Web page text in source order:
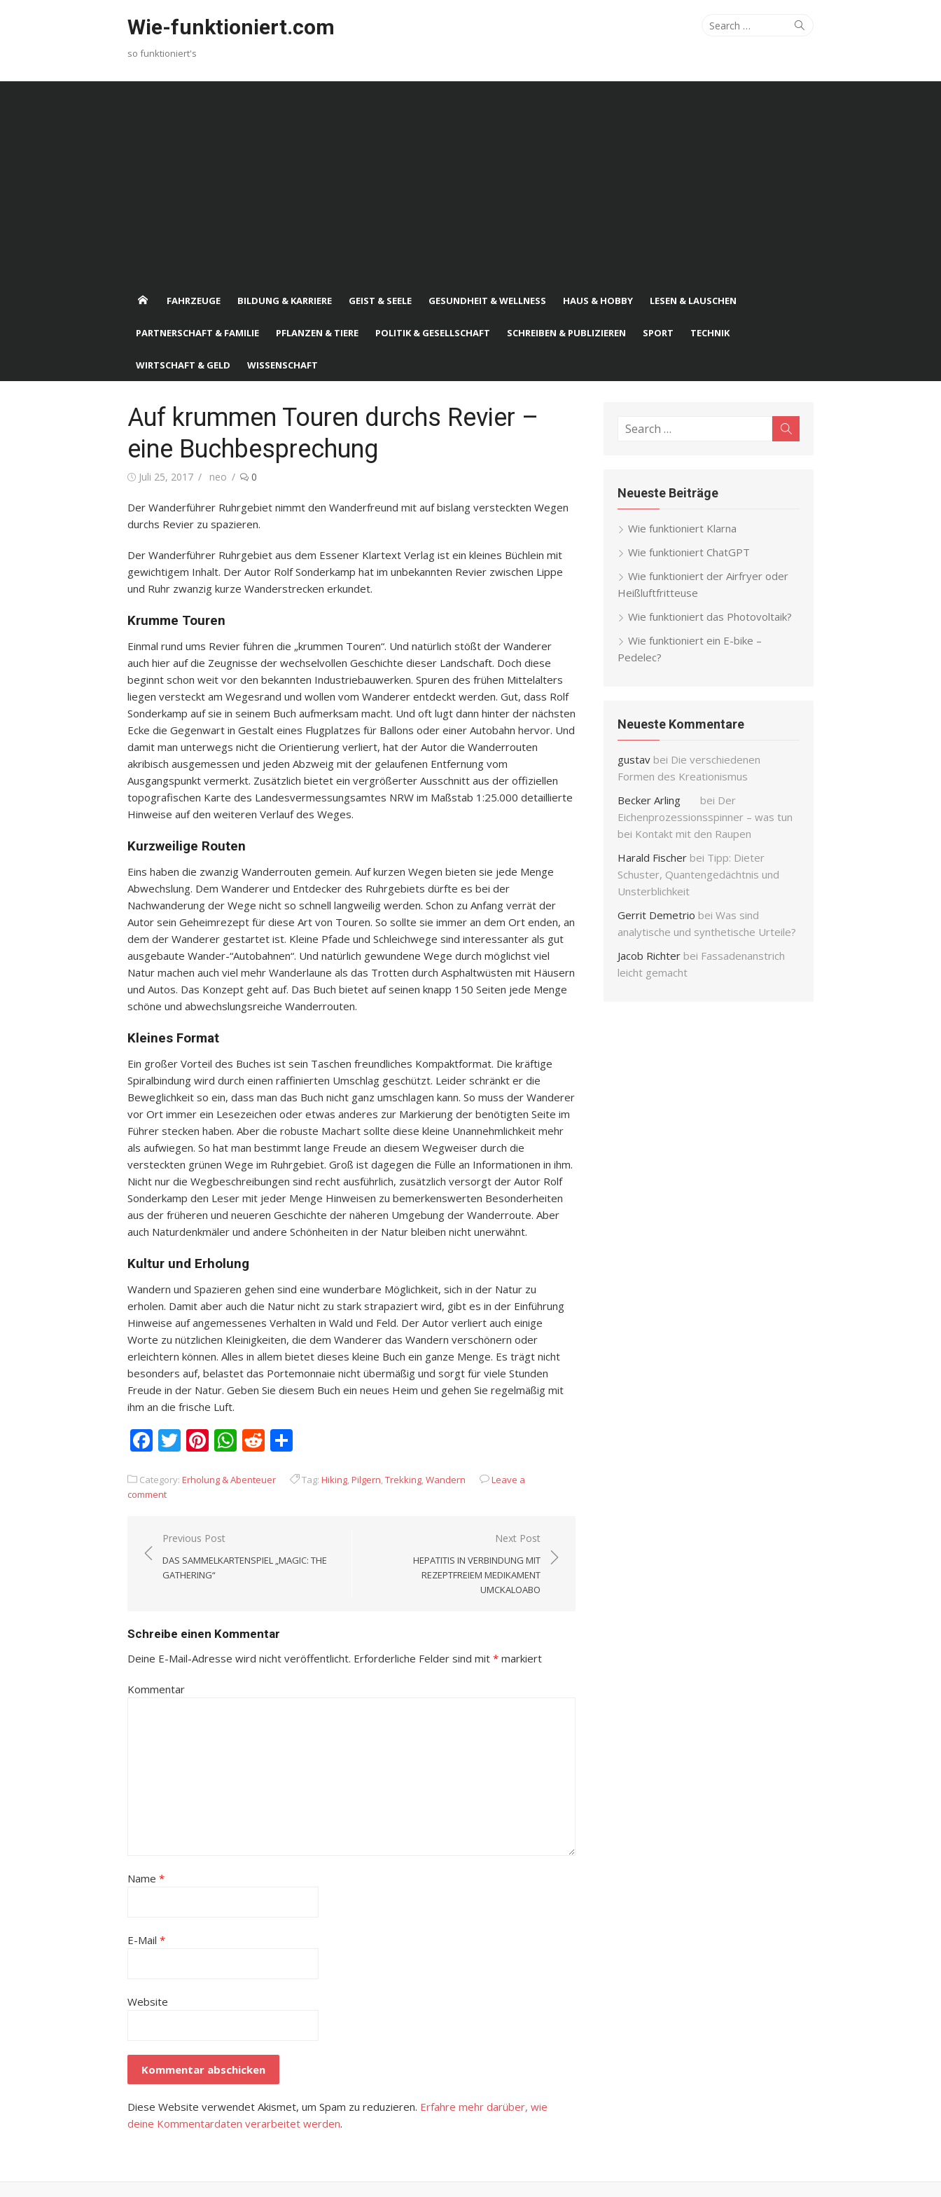
Wie-funktioniert.com
so funktioniert's
Search
Search
FAHRZEUGE BILDUNG & KARRIERE GEIST & SEELE GESUNDHEIT & WELLNESS HAUS & HOBBY LESEN & LAUSCHEN
PARTNERSCHAFT & FAMILIE PFLANZEN & TIERE POLITIK & GESELLSCHAFT SCHREIBEN & PUBLIZIEREN SPORT TECHNIK
WIRTSCHAFT & GELD WISSENSCHAFT
Auf krummen Touren durchs Revier –
eine Buchbesprechung
Posted
Juli 25, 2017 Author
neo 0
Der Wanderführer Ruhrgebiet nimmt den Wanderfreund mit auf bislang versteckten Wegen
durchs Revier zu spazieren.
Der Wanderführer Ruhrgebiet aus dem Essener Klartext Verlag ist ein kleines Büchlein mit
gewichtigem Inhalt. Der Autor Rolf Sonderkamp hat im unbekannten Revier zwischen Lippe
und Ruhr zwanzig kurze Wanderstrecken erkundet.
Krumme Touren
Einmal rund ums Revier führen die „krummen Touren“. Und natürlich stößt der Wanderer
auch hier auf die Zeugnisse der wechselvollen Geschichte dieser Landschaft. Doch diese
beginnt schon weit vor den bekannten Industriebauwerken. Spuren des frühen Mittelalters
liegen versteckt am Wegesrand und wollen vom Wanderer entdeckt werden. Gut, dass Rolf
Sonderkamp auf sie in seinem Buch aufmerksam macht. Und oft lugt dann hinter der nächsten
Ecke die Gegenwart in Gestalt eines Flugplatzes für Ballons oder einer Autobahn hervor. Und
damit man unterwegs nicht die Orientierung verliert, hat der Autor die Wanderrouten
akribisch ausgemessen und jeden Abzweig mit der gelaufenen Entfernung vom
Ausgangspunkt vermerkt. Zusätzlich bietet ein vergrößerter Ausschnitt aus der offiziellen
topografischen Karte des Landesvermessungsamtes NRW im Maßstab 1:25.000 detaillierte
Hinweise auf den weiteren Verlauf des Weges.
Kurzweilige Routen
Eins haben die zwanzig Wanderrouten gemein. Auf kurzen Wegen bieten sie jede Menge
Abwechslung. Dem Wanderer und Entdecker des Ruhrgebiets dürfte es bei der
Nachwanderung der Wege nicht so schnell langweilig werden. Schon zu Anfang verrät der
Autor sein Geheimrezept für diese Art von Touren. So sollte sie immer an dem Ort enden, an
dem der Wanderer gestartet ist. Kleine Pfade und Schleichwege sind interessanter als gut
ausgebaute Wander-“Autobahnen“. Und natürlich gewundene Wege durch möglichst viel
Natur machen auch viel mehr Wanderlaune als das Trotten durch Asphaltwüsten mit Häusern
und Autos. Das Konzept geht auf. Das Buch bietet auf seinen knapp 150 Seiten jede Menge
schöne und abwechslungsreiche Wanderrouten.
Kleines Format
Ein großer Vorteil des Buches ist sein Taschen freundliches Kompaktformat. Die kräftige
Spiralbindung wird durch einen raffinierten Umschlag geschützt. Leider schränkt er die
Beweglichkeit so ein, dass man das Buch nicht ganz umschlagen kann. So muss der Wanderer
vor Ort immer ein Lesezeichen oder etwas anderes zur Markierung der benötigten Seite im
Führer stecken haben. Aber die robuste Machart sollte diese kleine Unannehmlichkeit mehr
als aufwiegen. So hat man bestimmt lange Freude an diesem Wegweiser durch die
versteckten grünen Wege im Ruhrgebiet. Groß ist dagegen die Fülle an Informationen in ihm.
Nicht nur die Wegbeschreibungen sind recht ausführlich, zusätzlich versorgt der Autor Rolf
Sonderkamp den Leser mit jeder Menge Hinweisen zu bemerkenswerten Besonderheiten
aus der früheren und neueren Geschichte der näheren Umgebung der Wanderroute. Aber
auch Naturdenkmäler und andere Schönheiten in der Natur bleiben nicht unerwähnt.
Kultur und Erholung
Wandern und Spazieren gehen sind eine wunderbare Möglichkeit, sich in der Natur zu
erholen. Damit aber auch die Natur nicht zu stark strapaziert wird, gibt es in der Einführung
Hinweise auf angemessenes Verhalten in Wald und Feld. Der Autor verliert auch einige
Worte zu nützlichen Kleinigkeiten, die dem Wanderer das Wandern verschönern oder
erleichtern können. Alles in allem bietet dieses kleine Buch ein ganze Menge. Es trägt nicht
besonders auf, belastet das Portemonnaie nicht übermäßig und sorgt für viele Stunden
Freude in der Natur. Geben Sie diesem Buch ein neues Heim und gehen Sie regelmäßig mit
ihm an die frische Luft.
Facebook
Twitter
Pinterest
WhatsApp
Reddit
Category: Erholung & Abenteuer Tag: Hiking,Pilgern,Trekking,Wandern
Leave a
comment
Beitrags-
Navigation
Previous Post
DAS SAMMELKARTENSPIEL „MAGIC: THE
GATHERING“
Next Post
HEPATITIS IN VERBINDUNG MIT
REZEPTFREIEM MEDIKAMENT
UMCKALOABO
Schreibe einen Kommentar
Deine E-Mail-Adresse wird nicht veröffentlicht. Erforderliche Felder sind mit * markiert
Kommentar
Name *
E-Mail *
Website
Diese Website verwendet Akismet, um Spam zu reduzieren. Erfahre mehr darüber, wie
deine Kommentardaten verarbeitet werden.
Search
Neueste Beiträge
Wie funktioniert Klarna
Wie funktioniert ChatGPT
Wie funktioniert der Airfryer oder
Heißluftfritteuse
Wie funktioniert das Photovoltaik?
Wie funktioniert ein E-bike –
Pedelec?
Neueste Kommentare
gustav bei Die verschiedenen
Formen des Kreationismus
Becker Arling
bei Der
Eichenprozessionsspinner – was tun
bei Kontakt mit den Raupen
Harald Fischer bei Tipp: Dieter
Schuster, Quantengedächtnis und
Unsterblichkeit
Gerrit Demetrio bei Was sind
analytische und synthetische Urteile?
Jacob Richter bei Fassadenanstrich
leicht gemacht